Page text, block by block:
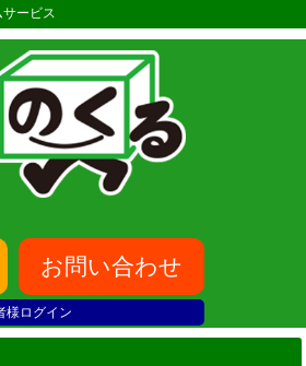
ービス
お問い合わせ
様ログイン